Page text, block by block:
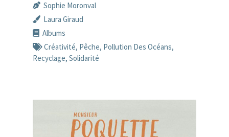
Sophie Moronval
Laura Giraud
Albums
Créativité, Pêche, Pollution Des Océans,
Recyclage, Solidarité